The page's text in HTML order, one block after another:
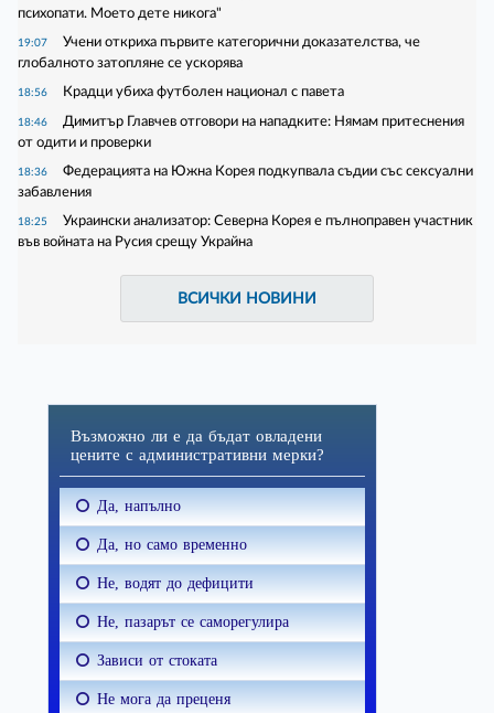
психопати. Моето дете никога"
19:07
Учени откриха първите категорични доказателства, че
глобалното затопляне се ускорява
18:56 Крадци убиха футболен национал с павета
18:46
Димитър Главчев отговори на нападките: Нямам притеснения
от одити и проверки
18:36
Федерацията на Южна Корея подкупвала съдии със сексуални
забавления
18:25
Украински анализатор: Северна Корея е пълноправен участник
във войната на Русия срещу Украйна
ВСИЧКИ НОВИНИ